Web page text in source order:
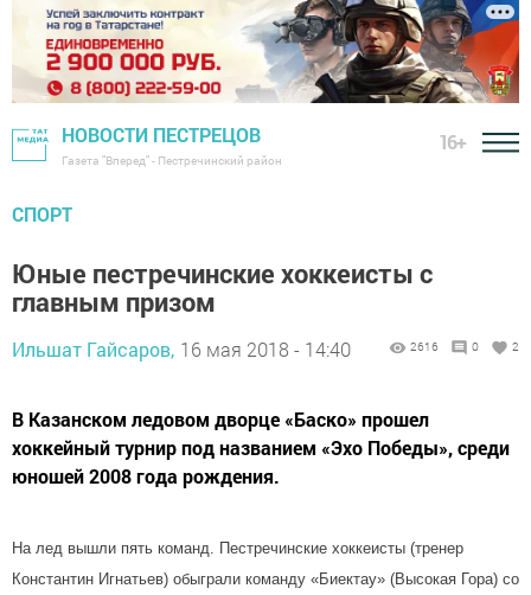
НОВОСТИ ПЕСТРЕЦОВ
Газета "Вперед" - Пестречинский район
16+
СПОРТ
Юные пестречинские хоккеисты с
главным призом
Ильшат Гайсаров, 16 мая 2018 - 14:40 2616 0 2
В Казанском ледовом дворце «Баско» прошел
хоккейный турнир под названием «Эхо Победы», среди
юношей 2008 года рождения.
На лед вышли пять команд. Пестречинские хоккеисты (тренер
Константин Игнатьев) обыграли команду «Биектау» (Высокая Гора) со